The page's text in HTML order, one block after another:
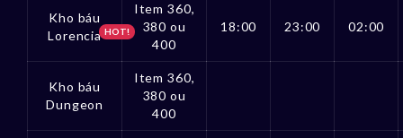
Kho báu
Lorencia HOT!
Item 360,
380 ou
400
18:00 23:00 02:00
Kho báu
Dungeon
Item 360,
380 ou
400